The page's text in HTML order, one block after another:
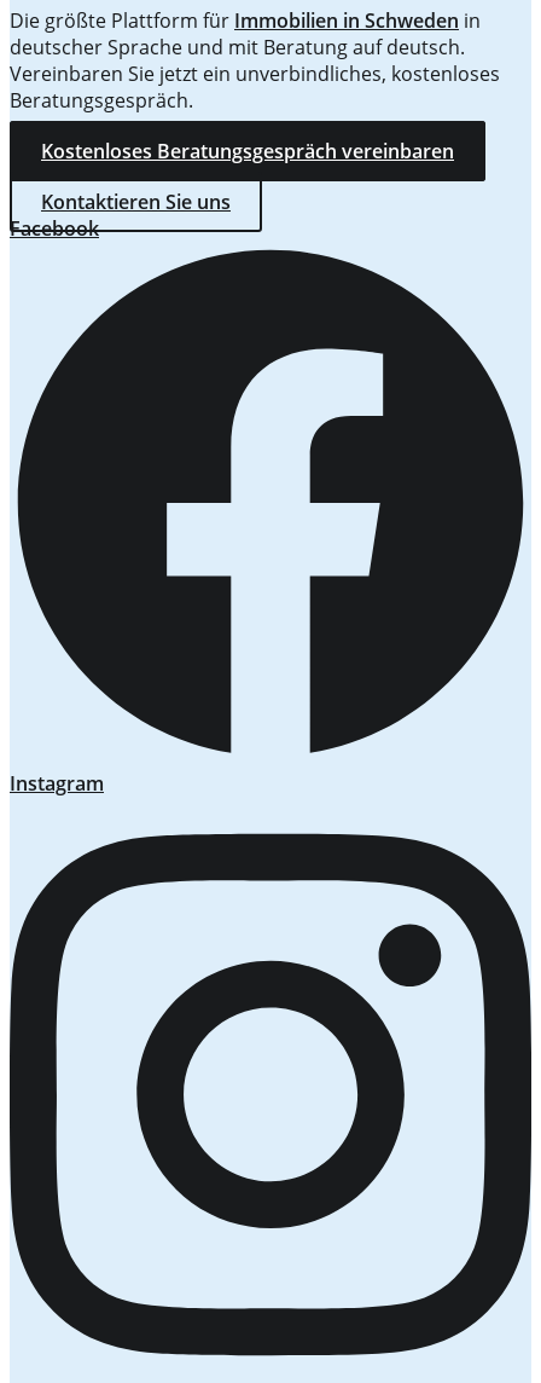
Die größte Plattform für Immobilien in Schweden in
deutscher Sprache und mit Beratung auf deutsch.
Vereinbaren Sie jetzt ein unverbindliches, kostenloses
Beratungsgespräch.
Kostenloses Beratungsgespräch vereinbaren
Kontaktieren Sie uns
Facebook
Instagram